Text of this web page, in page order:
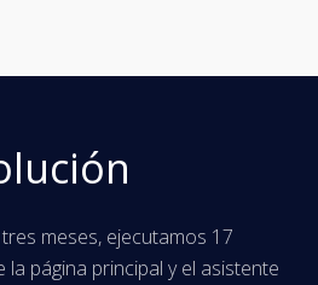
meses, ejecutamos 17
la página principal y el asistente